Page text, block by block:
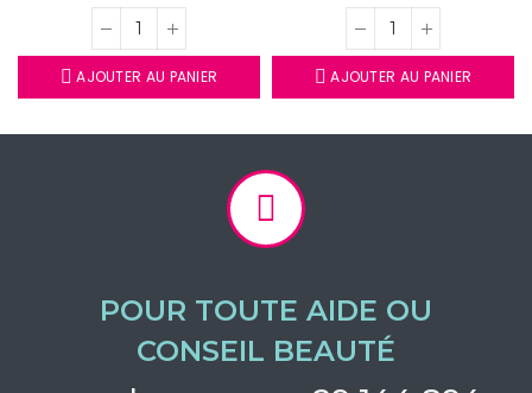
AJOUTER AU PANIER AJOUTER AU PANIER
POUR TOUTE AIDE OU
CONSEIL BEAUTÉ